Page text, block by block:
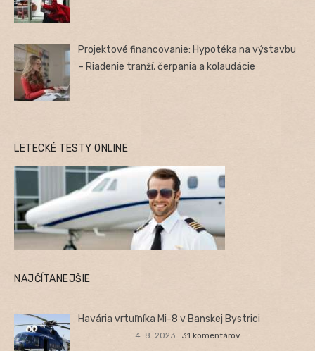
Projektové financovanie: Hypotéka na výstavbu
– Riadenie tranží, čerpania a kolaudácie
LETECKÉ TESTY ONLINE
NAJČÍTANEJŠIE
Havária vrtuľníka Mi-8 v Banskej Bystrici
4. 8. 2023 31 komentárov